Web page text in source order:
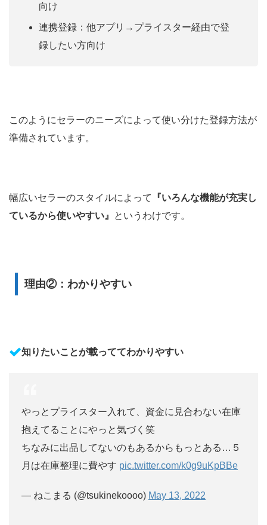
向け
連携登録：他アプリ→プライスター経由で登
録したい方向け
このようにセラーのニーズによって使い分けた登録方法が
準備されています。
幅広いセラーのスタイルによって
『いろんな機能が充実し
ているから使いやすい』
というわけです。
理由②：わかりやすい
知りたいことが載っててわかりやすい
やっとプライスター入れて、資金に見合わない在庫
抱えてることにやっと気づく笑
ちなみに出品してないのもあるからもっとある…５
月は在庫整理に費やす pic.twitter.com/k0g9uKpBBe
— ねこまる (@tsukinekoooo) May 13, 2022